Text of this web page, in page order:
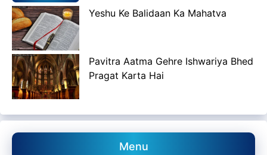
Yeshu Ke Balidaan Ka Mahatva
Pavitra Aatma Gehre Ishwariya Bhed
Pragat Karta Hai
Menu